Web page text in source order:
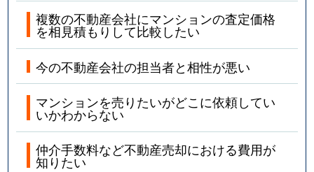
複数の不動産会社にマンションの査定価格
を相見積もりして比較したい
今の不動産会社の担当者と相性が悪い
マンションを売りたいがどこに依頼してい
いかわからない
仲介手数料など不動産売却における費用が
知りたい